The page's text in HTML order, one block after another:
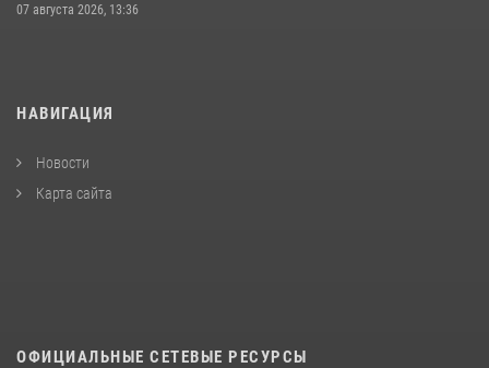
07 августа 2026, 13:36
НАВИГАЦИЯ
Новости
Карта сайта
ОФИЦИАЛЬНЫЕ СЕТЕВЫЕ РЕСУРСЫ